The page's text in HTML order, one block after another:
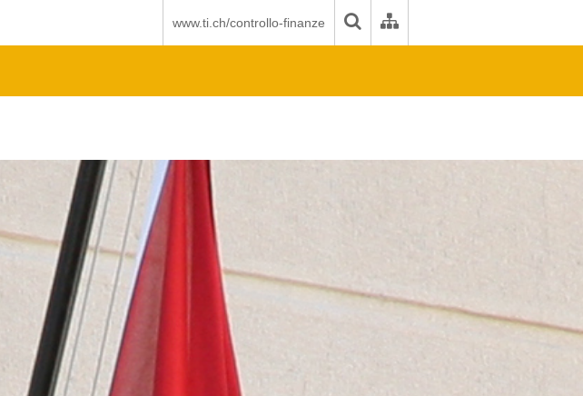
www.ti.ch/controllo-finanze